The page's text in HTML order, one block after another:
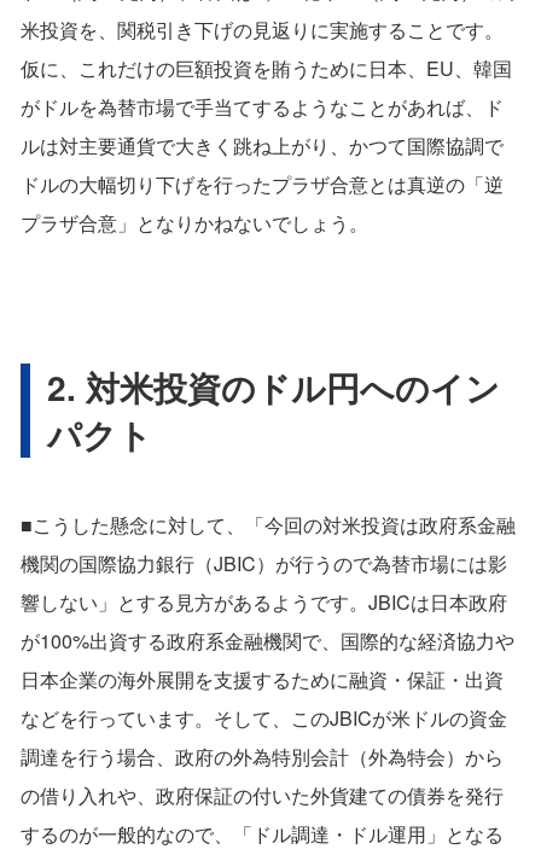
米投資を、関税引き下げの見返りに実施することです。
仮に、これだけの巨額投資を賄うために日本、EU、韓国
がドルを為替市場で手当てするようなことがあれば、ド
ルは対主要通貨で大きく跳ね上がり、かつて国際協調で
ドルの大幅切り下げを行ったプラザ合意とは真逆の「逆
プラザ合意」となりかねないでしょう。
2. 対米投資のドル円へのイン
パクト
■こうした懸念に対して、「今回の対米投資は政府系金融
機関の国際協力銀行（JBIC）が行うので為替市場には影
響しない」とする見方があるようです。JBICは日本政府
が100%出資する政府系金融機関で、国際的な経済協力や
日本企業の海外展開を支援するために融資・保証・出資
などを行っています。そして、このJBICが米ドルの資金
調達を行う場合、政府の外為特別会計（外為特会）から
の借り入れや、政府保証の付いた外貨建ての債券を発行
するのが一般的なので、「ドル調達・ドル運用」となる